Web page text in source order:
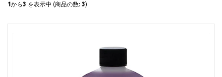
1から3 を表示中 (商品の数: 3)